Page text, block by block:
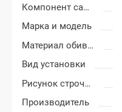
Компонент салона
Марка и модель
Материал обивки
Вид установки
Рисунок строчки
Производитель